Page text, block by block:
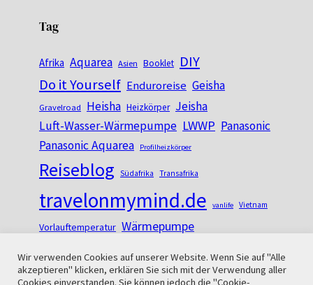
Tag
Afrika Aquarea Asien Booklet DIY
Do it Yourself Enduroreise Geisha
Gravelroad Heisha Heizkörper Jeisha
Luft-Wasser-Wärmepumpe LWWP Panasonic
Panasonic Aquarea
Profilheizkörper
Reiseblog Südafrika Transafrika
travelonmymind.de vanlife Vietnam
Vorlauftemperatur Wärmepumpe
Wir verwenden Cookies auf unserer Website. Wenn Sie auf "Alle
akzeptieren" klicken, erklären Sie sich mit der Verwendung aller
Cookies einverstanden. Sie können jedoch die "Cookie-